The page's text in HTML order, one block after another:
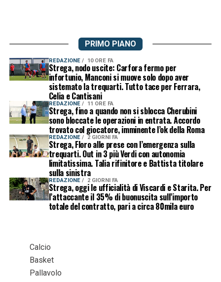
PRIMO PIANO
REDAZIONE 10 ORE FA
Strega, nodo uscite: Carfora fermo per
infortunio, Manconi si muove solo dopo aver
sistemato la trequarti. Tutto tace per Ferrara,
Celia e Cantisani
REDAZIONE 11 ORE FA
Strega, fino a quando non si sblocca Cherubini
sono bloccate le operazioni in entrata. Accordo
trovato col giocatore, imminente l’ok della Roma
REDAZIONE 2 GIORNI FA
Strega, Floro alle prese con l’emergenza sulla
trequarti. Out in 3 più Verdi con autonomia
limitatissima. Talia rifinitore e Battista titolare
sulla sinistra
REDAZIONE 2 GIORNI FA
Strega, oggi le ufficialità di Viscardi e Starita. Per
l’attaccante il 35% di buonuscita sull’importo
totale del contratto, pari a circa 80mila euro
Calcio
Basket
Pallavolo